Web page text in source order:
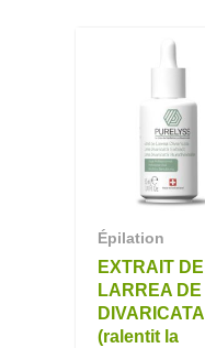
Épilation
EXTRAIT DE
LARREA DE
DIVARICATA
(ralentit la